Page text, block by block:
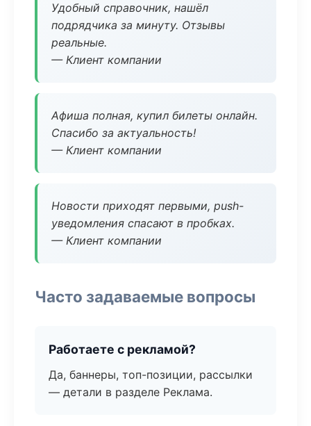
Удобный справочник, нашёл
подрядчика за минуту. Отзывы
реальные.
— Клиент компании
Афиша полная, купил билеты онлайн.
Спасибо за актуальность!
— Клиент компании
Новости приходят первыми, push-
уведомления спасают в пробках.
— Клиент компании
Часто задаваемые вопросы
Работаете с рекламой?
Да, баннеры, топ-позиции, рассылки
— детали в разделе Реклама.